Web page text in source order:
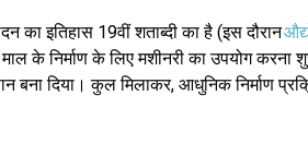
का इतिहास 19वीं शताब्दी का है (इस दौरान
के निर्माण के लिए मशीनरी का उपयोग
बना दिया। कुल मिलाकर, आधुनिक निर्माण